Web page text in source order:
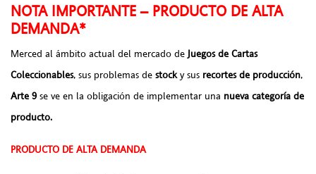
NOTA IMPORTANTE – PRODUCTO DE ALTA
DEMANDA*
Merced al ámbito actual del mercado deJuegos de Cartas
Coleccionables, sus problemas de stocky sus recortes de producción,
Arte 9se ve en la obligación de implementar una nueva categoría de
producto.
PRODUCTO DE ALTA DEMANDA